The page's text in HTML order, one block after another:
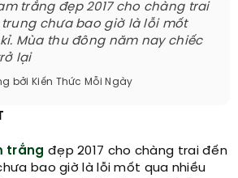
trắng đẹp 2017 cho chàng trai
chưa bao giờ là lỗi mốt
Mùa thu đông năm nay chiếc
lại
bởi Kiến Thức Mỗi Ngày
trắng đẹp 2017 cho chàng trai đến
bao giờ là lỗi mốt qua nhiều